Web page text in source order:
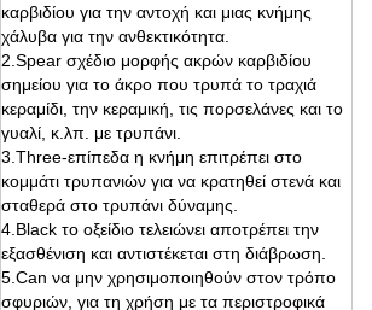
καρβιδίου για την αντοχή και μιας κνήμης
χάλυβα για την ανθεκτικότητα.
2.Spear σχέδιο μορφής ακρών καρβιδίου
σημείου για το άκρο που τρυπά το τραχιά
κεραμίδι, την κεραμική, τις πορσελάνες και το
γυαλί, κ.λπ. με τρυπάνι.
3.Three-επίπεδα η κνήμη επιτρέπει στο
κομμάτι τρυπανιών για να κρατηθεί στενά και
σταθερά στο τρυπάνι δύναμης.
4.Black το οξείδιο τελειώνει αποτρέπει την
εξασθένιση και αντιστέκεται στη διάβρωση.
5.Can να μην χρησιμοποιηθούν στον τρόπο
σφυριών, για τη χρήση με τα περιστροφικά